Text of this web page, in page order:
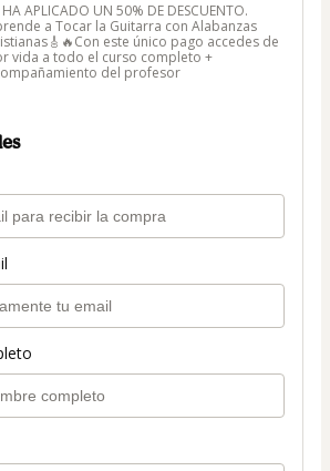
HA APLICADO UN 50% DE DESCUENTO.
a Tocar la Guitarra con Alabanzas
este único pago accedes de
vida a todo el curso completo +
del profesor